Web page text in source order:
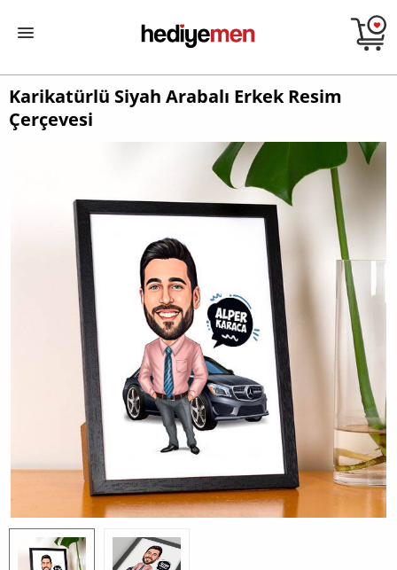
Karikatürlü Siyah Arabalı Erkek Resim
Çerçevesi